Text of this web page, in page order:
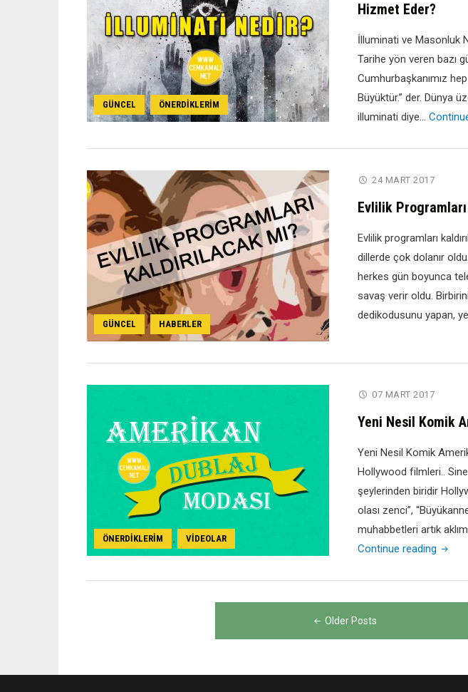
ve
GÜNCEL , ÖNERDIKLERIM
Hizmet Eder?
İlluminati ve Masonluk
Tarihe yön veren bazı
Cumhurbaşkanımız
Büyüktür.” der. Dünya
illuminati diye…
GÜNCEL , HABERLER
24 MART 2017
Evlilik Programları
Evlilik programları
dillerde çok dolanır
herkes gün boyunca
savaş verir oldu.
dedikodusunu yapan,
ÖNERDIKLERIM , VIDEOLAR
07 MART 2017
Yeni Nesil Komik
Yeni Nesil Komik
Hollywood filmleri..
şeylerinden biridir
olası zenci”,
muhabbetleri artık
Continue reading "Yeni
Older Posts